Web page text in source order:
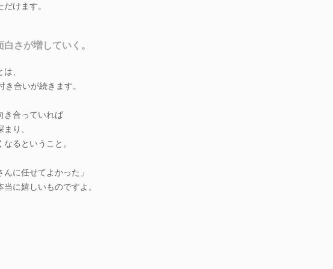
けます。
さが増していく。
、
き合いが続きます。
き合っていれば
り、
るということ。
んに任せてよかった」
に嬉しいものですよ。